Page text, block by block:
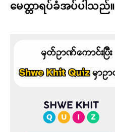
မေတ္တာရပ်ခံအပ်ပါသည်။